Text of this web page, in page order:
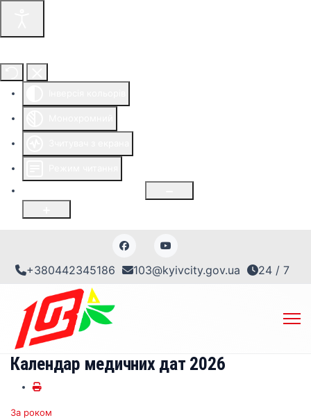
+380442345186 103@kyivcity.gov.ua 24 / 7
Календар медичних дат 2026
За роком